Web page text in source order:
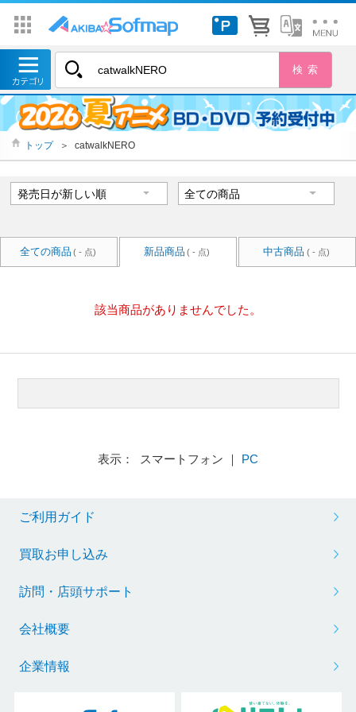
トップ ＞ catwalkNERO
全ての商品 ( - 点) 新品商品 ( - 点) 中古商品 ( - 点)
該当商品がありませんでした。
表示： スマートフォン ｜ PC
ご利用ガイド
買取お申し込み
訪問・店頭サポート
会社概要
企業情報